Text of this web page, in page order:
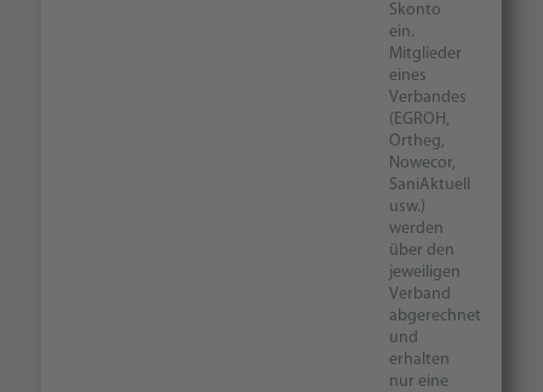
Skonto
ein.
Mitglieder
eines
Verbandes
(EGROH,
Ortheg,
Nowecor,
SaniAktuell
usw.)
werden
über den
jeweiligen
Verband
abgerechnet
und
erhalten
nur eine